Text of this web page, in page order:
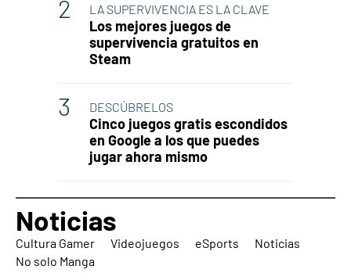
LA SUPERVIVENCIA ES LA CLAVE
Los mejores juegos de
supervivencia gratuitos en
Steam
DESCÚBRELOS
Cinco juegos gratis escondidos
en Google a los que puedes
jugar ahora mismo
Noticias
Cultura Gamer Videojuegos eSports
Noticias
No solo Manga